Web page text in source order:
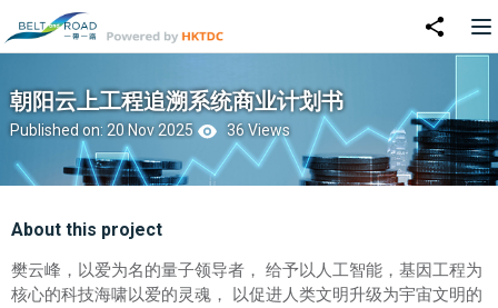
朝阳云上工程追溯系统商业计划书
Published on: 20 Nov 2025 36 Views
About this project
樊云峰，以爱为名的量子领导者， 给予以人工智能，基因工程为
核心的科技海啸以爱的灵魂， 以促进人类文明升级为宇宙文明的